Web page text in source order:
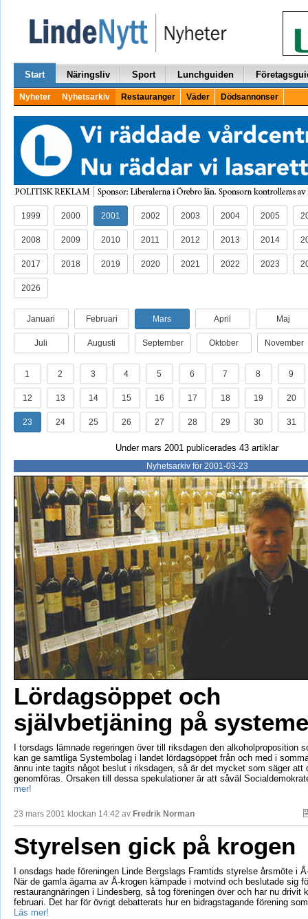
Start Näringsliv Sport Lunchguiden
Nyheter Nyhetsarkiv Restauranger Väder Dödsannonser
1999 2000 2001 2002 2003 2004 2005
2008 2009 2010 2011 2012 2013 2014
2017 2018 2019 2020 2021 2022 2023
2026
Januari Februari Mars April Maj
Juli Augusti September Oktober November
1 2 3 4 5 6 7 8 9
12 13 14 15 16 17 18 19 20
23 24 25 26 27 28 29 30 31
Under mars 2001 publicerades 43 artiklar
Nyhetsarkiv för 2001-03-23
Lördagsöppet och
självbetjäning på
I torsdags lämnade regeringen över till riksdagen den alkoholproposition
kan ge samtliga Systembolag i landet lördagsöppet från och med i
ännu inte tagits något beslut i riksdagen, så är det mycket som säger att
genomföras. Orsaken till dessa spekulationer är att såväl
mer!
23 mars 2001 klockan 14:42 av Fredrik Norman
Styrelsen gick på krogen
I onsdags hade föreningen Linde Bergslags Framtids styrelse årsmöte i
När de gamla ägarna av Å-krogen kämpade i motvind och beslutade sig
restaurangnäringen i Lindesberg, så tog föreningen över och har nu drivit
februari. Det har för övrigt debatterats hur en bidragstagande förening
Läs mer!